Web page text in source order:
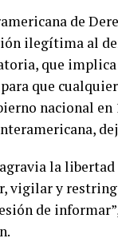
de
ilegítima al
que
que
nacional en
la
vigilar y
de